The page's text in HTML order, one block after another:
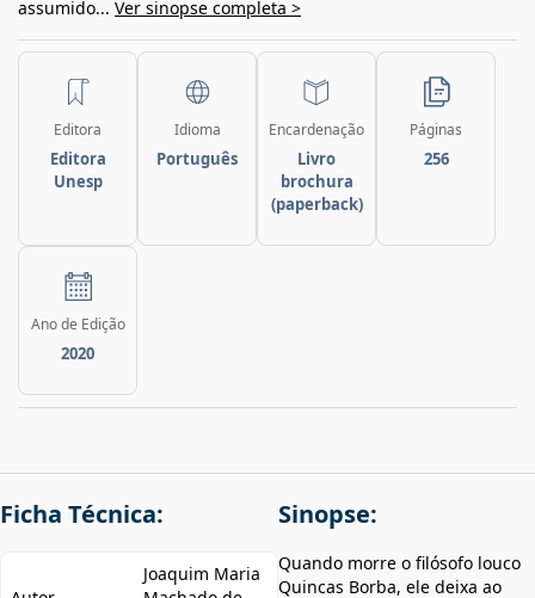
assumido... Ver sinopse completa >
Editora
Editora
Unesp
Idioma
Português
Encardenação
Livro
brochura
(paperback)
Páginas
256
Ano de Edição
2020
Ficha Técnica:
Joaquim Maria
Sinopse:
Quando morre o filósofo louco
Quincas Borba, ele deixa ao